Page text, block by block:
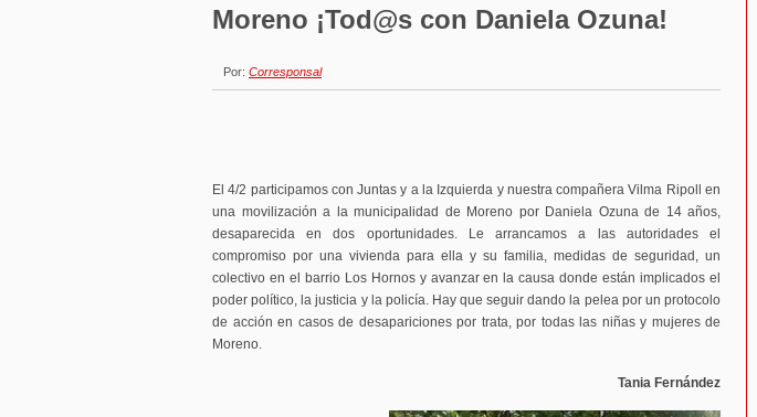
Moreno ¡Tod@s con Daniela Ozuna!
Por: Corresponsal
El 4/2 participamos con Juntas y a la Izquierda y nuestra compañera Vilma Ripoll en
una movilización a la municipalidad de Moreno por Daniela Ozuna de 14 años,
desaparecida en dos oportunidades. Le arrancamos a las autoridades el
compromiso por una vivienda para ella y su familia, medidas de seguridad, un
colectivo en el barrio Los Hornos y avanzar en la causa donde están implicados el
poder político, la justicia y la policía. Hay que seguir dando la pelea por un protocolo
de acción en casos de desapariciones por trata, por todas las niñas y mujeres de
Moreno.
Tania Fernández